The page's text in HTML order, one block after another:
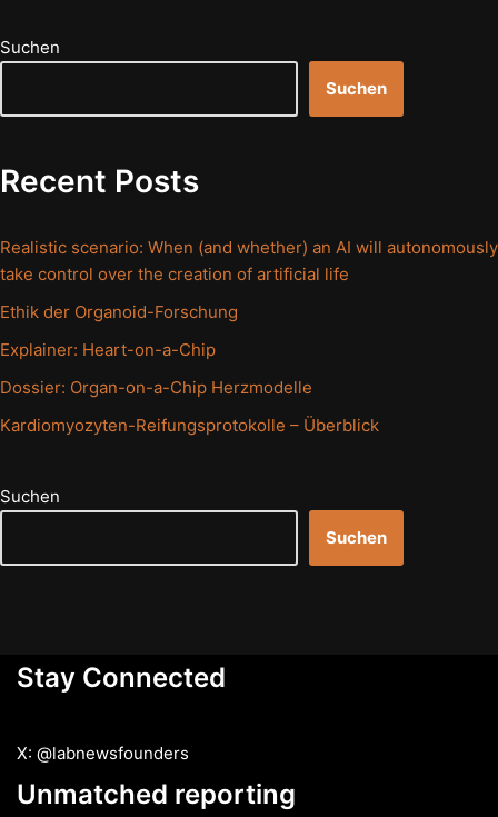
Suchen
Suchen
Recent Posts
Realistic scenario: When (and whether) an AI will autonomously
take control over the creation of artificial life
Ethik der Organoid-Forschung
Explainer: Heart-on-a-Chip
Dossier: Organ-on-a-Chip Herzmodelle
Kardiomyozyten-Reifungsprotokolle – Überblick
Suchen
Suchen
Stay Connected
X: @labnewsfounders
Unmatched reporting